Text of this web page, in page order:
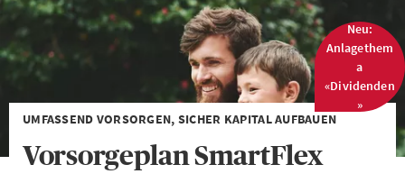
UMFASSEND VORSORGEN, SICHER KAPITAL AUFBAUEN
Vorsorgeplan SmartFlex
Neu:
Anlagethem
a
«Dividenden
»